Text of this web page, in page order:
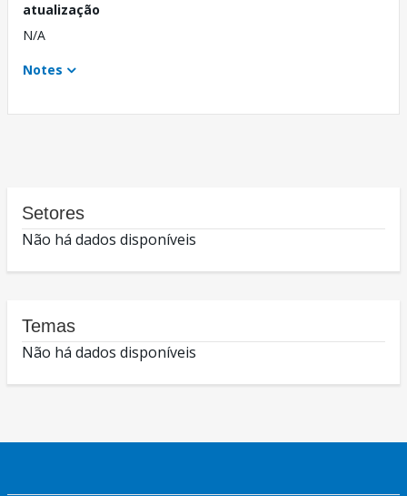
atualização
N/A
Notes
Setores
Não há dados disponíveis
Temas
Não há dados disponíveis